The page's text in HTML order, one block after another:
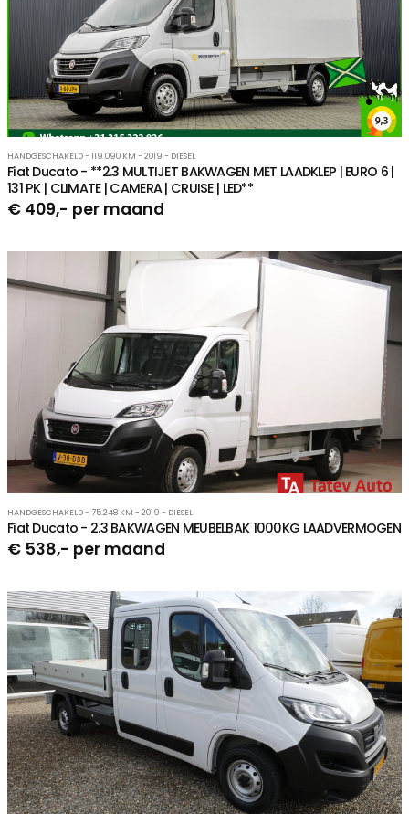
HANDGESCHAKELD - 119.090 KM - 2019 - DIESEL
Fiat Ducato - **2.3 MULTIJET BAKWAGEN MET LAADKLEP | EURO 6 |
131 PK | CLIMATE | CAMERA | CRUISE | LED**
€ 409,- per maand
HANDGESCHAKELD - 75.248 KM - 2019 - DIESEL
Fiat Ducato - 2.3 BAKWAGEN MEUBELBAK 1000KG LAADVERMOGEN
€ 538,- per maand